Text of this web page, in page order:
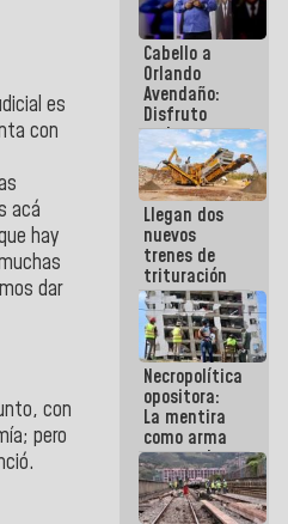
es
con
acá
hay
dar
con
pero
Cabello a
Orlando
Avendaño:
Disfruto
cada vez
que escribes
porque lo
que haces
es
embarrarla
Llegan dos
nuevos
trenes de
trituración
para
optimizar
manejo de
escombros
en La Guaira
Necropolítica
opositora:
La mentira
como arma
contra el
Pueblo